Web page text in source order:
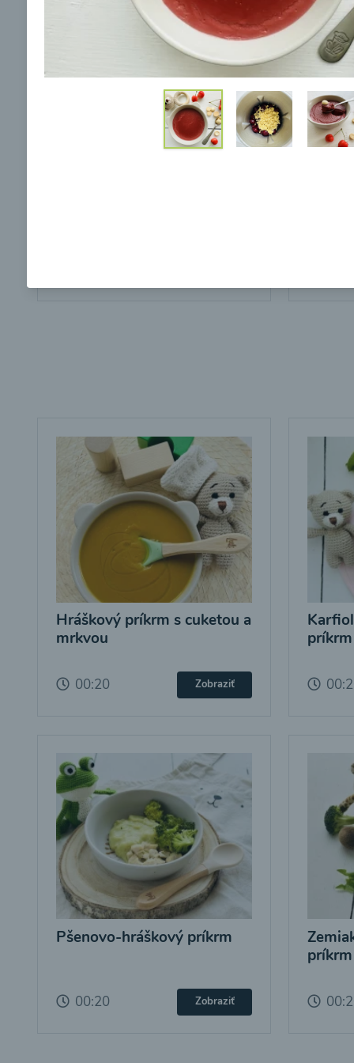
Hráškový príkrm s cuketou a
mrkvou
00:20 Zobraziť
Pšenovo-hráškový príkrm
00:20 Zobraziť
Ochrane osobných údajov
a súhlasím s nimi.